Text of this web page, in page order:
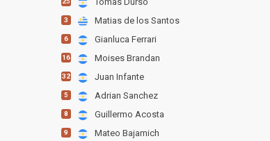
3 Matias de los Santos
6 Gianluca Ferrari
16 Moises Brandan
32 Juan Infante
5 Adrian Sanchez
8 Guillermo Acosta
9 Mateo Bajamich